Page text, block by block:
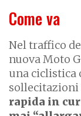
Come va
Nel traffico
nuova Moto
una ciclistica
sollecitazioni
rapida in